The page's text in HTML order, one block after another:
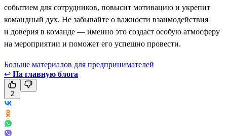
событием для сотрудников, повысит мотивацию и укрепит
командный дух. Не забывайте о важности взаимодействия
и доверия в команде — именно это создаст особую атмосферу
на мероприятии и поможет его успешно провести.
Больше материалов для предпринимателей
↩ На главную блога
2